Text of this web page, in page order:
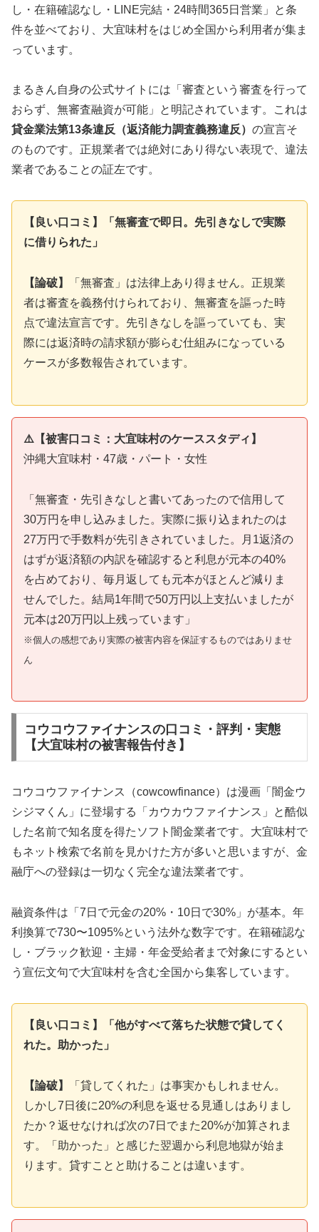
し・在籍確認なし・LINE完結・24時間365日営業」と条
件を並べており、大宜味村をはじめ全国から利用者が集ま
っています。
まるきん自身の公式サイトには「審査という審査を行って
おらず、無審査融資が可能」と明記されています。これは
貸金業法第13条違反（返済能力調査義務違反） の宣言そ
のものです。正規業者では絶対にあり得ない表現で、違法
業者であることの証左です。
【良い口コミ】「無審査で即日。先引きなしで実際
に借りられた」
【論破】
「無審査」は法律上あり得ません。正規業
者は審査を義務付けられており、無審査を謳った時
点で違法宣言です。先引きなしを謳っていても、実
際には返済時の請求額が膨らむ仕組みになっている
ケースが多数報告されています。
⚠️【被害口コミ：大宜味村のケーススタディ】
沖縄大宜味村・47歳・パート・女性
「無審査・先引きなしと書いてあったので信用して
30万円を申し込みました。実際に振り込まれたのは
27万円で手数料が先引きされていました。月1返済の
はずが返済額の内訳を確認すると利息が元本の40%
を占めており、毎月返しても元本がほとんど減りま
せんでした。結局1年間で50万円以上支払いましたが
元本は20万円以上残っています」
※個人の感想であり実際の被害内容を保証するものではありませ
ん
コウコウファイナンスの口コミ・評判・実態
【大宜味村の被害報告付き】
コウコウファイナンス（cowcowfinance）は漫画「闇金ウ
シジマくん」に登場する「カウカウファイナンス」と酷似
した名前で知名度を得たソフト闇金業者です。大宜味村で
もネット検索で名前を見かけた方が多いと思いますが、金
融庁への登録は一切なく完全な違法業者です。
融資条件は「7日で元金の20%・10日で30%」が基本。年
利換算で730〜1095%という法外な数字です。在籍確認な
し・ブラック歓迎・主婦・年金受給者まで対象にするとい
う宣伝文句で大宜味村を含む全国から集客しています。
【良い口コミ】「他がすべて落ちた状態で貸してく
れた。助かった」
【論破】
「貸してくれた」は事実かもしれません。
しかし7日後に20%の利息を返せる見通しはありまし
たか？返せなければ次の7日でまた20%が加算されま
す。「助かった」と感じた翌週から利息地獄が始ま
ります。貸すことと助けることは違います。